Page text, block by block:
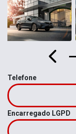
Anterior
Telefone
Encarregado LGPD